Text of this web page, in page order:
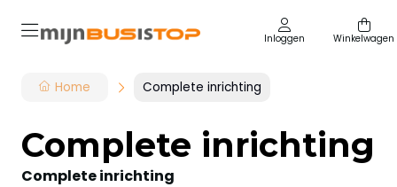
Inloggen Winkelwagen
Home Complete inrichting
Complete inrichting
Complete inrichting